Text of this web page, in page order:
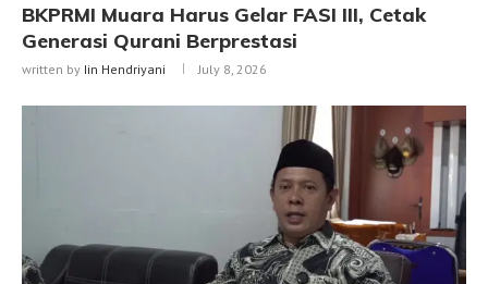
BKPRMI Muara Harus Gelar FASI III, Cetak
Generasi Qurani Berprestasi
written by Iin Hendriyani July 8, 2026